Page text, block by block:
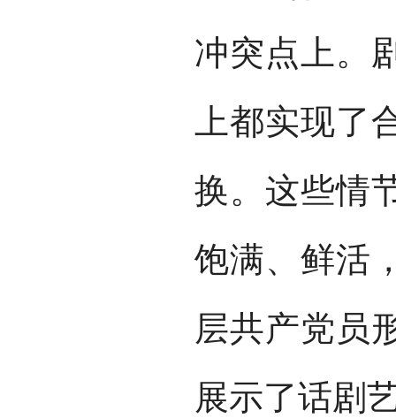
冲突点上。
上都实现了
换。这些情
饱满、鲜活
层共产党员
展示了话剧